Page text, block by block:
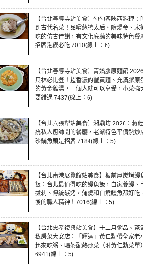
【台北善導寺站美食】勺勺客陜西料理：
到古代名菜！品嚐慈禧太后、隋煬帝、宋
吃的仿古佳餚，有文化底蘊的美味特色餐
招牌泡饃必吃 7010(線上：6)
【台北善導寺站美食】青嬌膠原麵館
其林必比登！超香濃的蟹黃麵、充滿膠原
的黃金雞湯，一個人就可以享受，小菜強
要錯過 7437(線上：6)
【台北六張犁站美食】湘鼎坊 2026：蔣
統私人廚師開的餐廳，老派特色平價熱炒
砂鍋魚頭是招牌 7184(線上：5)
【台北南港展覽館站美食】板前屋炭烤鰻
飯：台北最值得吃的鰻魚飯，自家養鰻、
拔刺、傳統碳烤，蒲燒和白燒鰻魚都好吃
後的職人精神！7016(線上：5)
【台北忠孝復興站美食】十二月粥品、茶
私房菜大安店：「輝達」黃仁勳帶全家老
起來吃粥、喝茶配熱炒菜（附黃仁勳菜單）
6941(線上：5)